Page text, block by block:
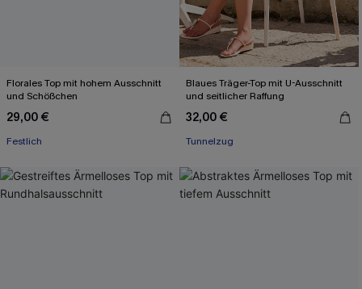
Florales Top mit hohem Ausschnitt
und Schößchen
29,00 €
Festlich
Blaues Träger-Top mit U-Ausschnitt
und seitlicher Raffung
32,00 €
Tunnelzug